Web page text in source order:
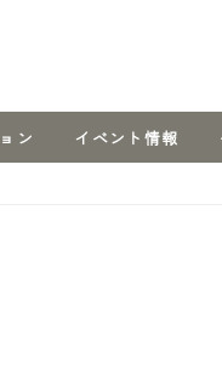
ン イベント情報